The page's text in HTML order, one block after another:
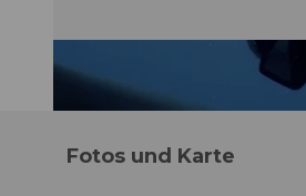
Fotos und Karte